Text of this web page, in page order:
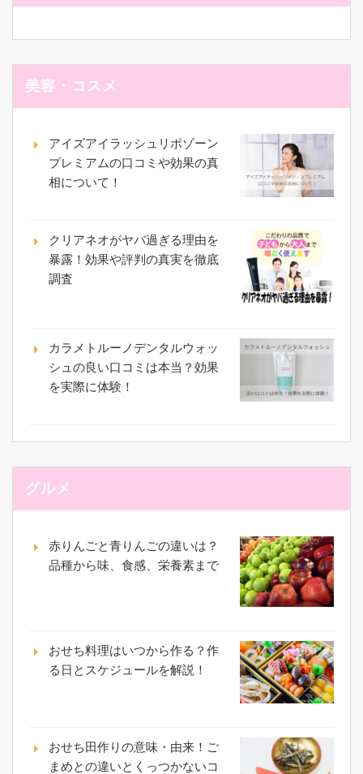
美容・コスメ
アイズアイラッシュリポゾーン
プレミアムの口コミや効果の真
相について！
クリアネオがヤバ過ぎる理由を
暴露！効果や評判の真実を徹底
調査
カラメトルーノデンタルウォッ
シュの良い口コミは本当？効果
を実際に体験！
グルメ
赤りんごと青りんごの違いは？
品種から味、食感、栄養素まで
おせち料理はいつから作る？作
る日とスケジュールを解説！
おせち田作りの意味・由来！ご
まめとの違いとくっつかないコ